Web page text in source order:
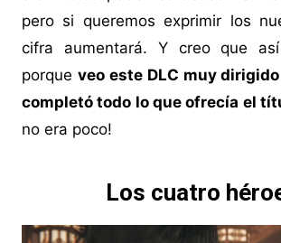
pero si queremos exprimir los
cifra aumentará. Y creo que
porque veo este DLC muy
completó todo lo que ofrecía el
no era poco!
Los cuatro